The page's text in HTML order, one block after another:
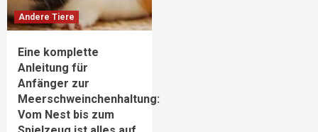
Andere Tiere
Eine komplette
Anleitung für
Anfänger zur
Meerschweinchenhaltung:
Vom Nest bis zum